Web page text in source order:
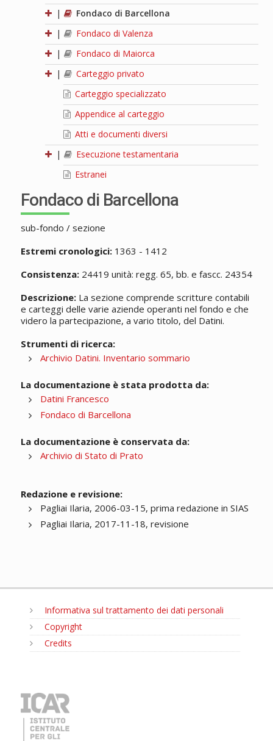
|
Fondaco di Barcellona
|
Fondaco di Valenza
|
Fondaco di Maiorca
|
Carteggio privato
Carteggio specializzato
Appendice al carteggio
Atti e documenti diversi
|
Esecuzione testamentaria
Estranei
Fondaco di Barcellona
sub-fondo / sezione
Estremi cronologici:1363 - 1412
Consistenza:24419 unità: regg. 65, bb. e fascc. 24354
Descrizione:La sezione comprende scritture contabili
e carteggi delle varie aziende operanti nel fondo e che
videro la partecipazione, a vario titolo, del Datini.
Strumenti di ricerca:
Archivio Datini. Inventario sommario
La documentazione è stata prodotta da:
Datini Francesco
Fondaco di Barcellona
La documentazione è conservata da:
Archivio di Stato di Prato
Redazione e revisione:
Pagliai Ilaria, 2006-03-15, prima redazione in SIAS
Pagliai Ilaria, 2017-11-18, revisione
Informativa sul trattamento dei dati personali
Copyright
Credits